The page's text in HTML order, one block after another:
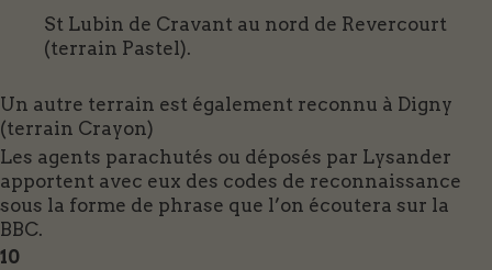
St Lubin de Cravant au nord de Revercourt
(terrain Pastel).
Un autre terrain est également reconnu à Digny
(terrain Crayon)
Les agents parachutés ou déposés par Lysander
apportent avec eux des codes de reconnaissance
sous la forme de phrase que l’on écoutera sur la
BBC.
10